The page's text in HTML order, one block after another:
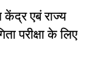
एबं राज्य
परीक्षा के लिए